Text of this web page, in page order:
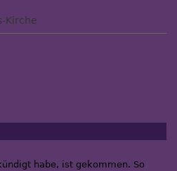
Kirche
habe, ist gekommen. So